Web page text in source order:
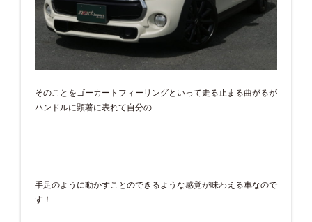
そのことをゴーカートフィーリングといって走る止まる曲がるが
ハンドルに顕著に表れて自分の
手足のように動かすことのできるような感覚が味わえる車なので
す！